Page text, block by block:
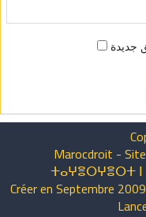
جديدة
Marocdroit -
ⵜⴰⵖⴻⵔⵖⴻⵔⵜ ⵏ
Créer en Septembre